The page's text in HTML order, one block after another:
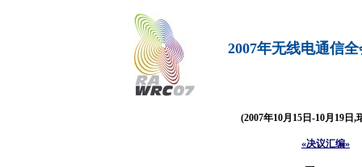
2007年无线电通信
(2007年10月15日-10月19日,
«决议汇编»